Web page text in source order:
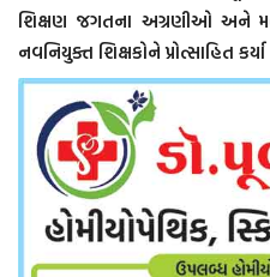
શિક્ષણ જગતના અગ્રણીઓ અને
નવનિયુક્ત શિક્ષકોને પ્રોત્સાહિત